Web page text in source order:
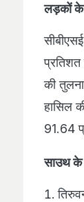
लड़कों के
की
हासिल
91.64
साउथ के